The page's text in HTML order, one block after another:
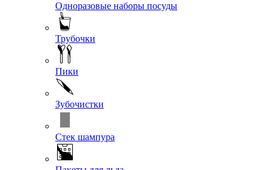
Одноразовые наборы посуды
Трубочки
Пики
Зубочистки
Стек шампура